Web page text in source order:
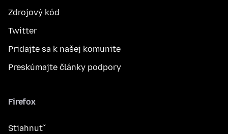
Zdrojový kód
Twitter
Pridajte sa k našej komunite
Preskúmajte články podpory
Firefox
Stiahnuť